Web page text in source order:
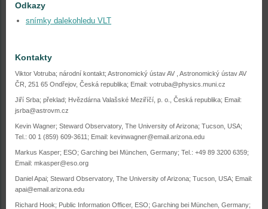
Odkazy
snímky dalekohledu VLT
Kontakty
Viktor Votruba; národní kontakt; Astronomický ústav AV , Astronomický ústav AV
ČR, 251 65 Ondřejov, Česká republika; Email: votruba@physics.muni.cz
Jiří Srba; překlad; Hvězdárna Valašské Meziříčí, p. o., Česká republika; Email:
jsrba@astrovm.cz
Kevin Wagner; Steward Observatory, The University of Arizona; Tucson, USA;
Tel.: 00 1 (859) 609-3611; Email: kevinwagner@email.arizona.edu
Markus Kasper; ESO; Garching bei München, Germany; Tel.: +49 89 3200 6359;
Email: mkasper@eso.org
Daniel Apai; Steward Observatory, The University of Arizona; Tucson, USA; Email:
apai@email.arizona.edu
Richard Hook; Public Information Officer, ESO; Garching bei München, Germany;